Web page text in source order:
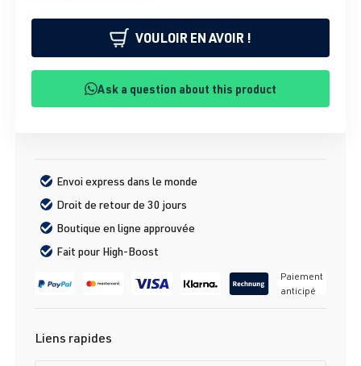
VOULOIR EN AVOIR !
Ask a question about this product
Envoi express dans le monde
Droit de retour de 30 jours
Boutique en ligne approuvée
Fait pour High-Boost
Paiement
anticipé
Liens rapides